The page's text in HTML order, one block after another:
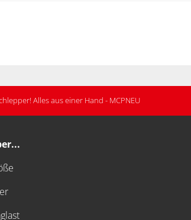
Alles aus einer Hand - MCPNEU